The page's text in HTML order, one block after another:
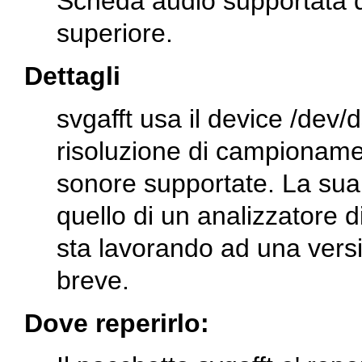
superiore.
Dettagli
svgafft usa il device /dev/
risoluzione di
sonore supportate. La
quello di un analizzatore
sta lavorando ad una
breve.
Dove reperirlo: